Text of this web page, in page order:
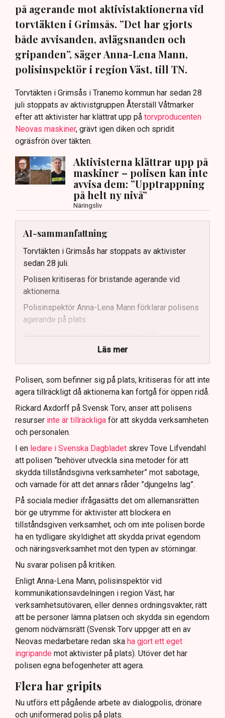
på agerande mot aktivistaktionerna vid
torvtäkten i Grimsås. ”Det har gjorts
både avvisanden, avlägsnanden och
gripanden”, säger Anna-Lena Mann,
polisinspektör i region Väst, till TN.
Torvtäkten i Grimsås i Tranemo kommun har sedan 28
juli stoppats av aktivistgruppen Återställ Våtmarker
efter att aktivister har klättrat upp på torvproducenten
Neovas maskiner, grävt igen diken och spridit
ogräsfrön över täkten.
Aktivisterna klättrar upp på
maskiner – polisen kan inte
avvisa dem: ”Upptrappning
på helt ny nivå”
Näringsliv
AI-sammanfattning
Torvtäkten i Grimsås har stoppats av aktivister
sedan 28 juli.
Polisen kritiseras för bristande agerande vid
aktionerna.
Polisinspektör Anna-Lena Mann förklarar polisens
agerande på plats.
40 personer misstänks med cirka 120
brottsmisstankar kopplade.
Polisen använder drönare och uniformerad polis
för att dokumentera bevis.
Samtidigt är polisarbetet komplext när det gäller
att navigera juridiska rättigheter och gränser.
Läs mer
Polisen, som befinner sig på plats, kritiseras för att inte
agera tillräckligt då aktionerna kan fortgå för öppen ridå.
Rickard Axdorff på Svensk Torv, anser att polisens
resurser inte är tillräckliga för att skydda verksamheten
och personalen.
I en ledare i Svenska Dagbladet skrev Tove Lifvendahl
att polisen ”behöver utveckla sina metoder för att
skydda tillståndsgivna verksamheter” mot sabotage,
och varnade för att det annars råder ”djungelns lag”.
På sociala medier ifrågasätts det om allemansrätten
bör ge utrymme för aktivister att blockera en
tillståndsgiven verksamhet, och om inte polisen borde
ha en tydligare skyldighet att skydda privat egendom
och näringsverksamhet mot den typen av störningar.
Nu svarar polisen på kritiken.
Enligt Anna-Lena Mann, polisinspektör vid
kommunikationsavdelningen i region Väst, har
verksamhetsutövaren, eller dennes ordningsvakter, rätt
att be personer lämna platsen och skydda sin egendom
genom nödvärnsrätt (Svensk Torv uppger att en av
Neovas medarbetare redan ska ha gjort ett eget
ingripande mot aktivister på plats). Utöver det har
polisen egna befogenheter att agera.
Flera har gripits
Nu utförs ett pågående arbete av dialogpolis, drönare
och uniformerad polis på plats.